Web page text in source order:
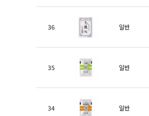
36 일반
35 일반
34 일반